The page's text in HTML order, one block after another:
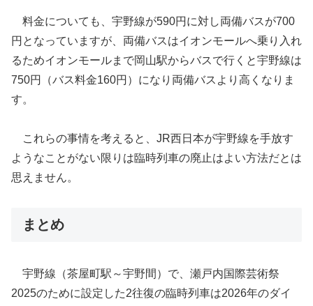
料金についても、宇野線が590円に対し両備バスが700
円となっていますが、両備バスはイオンモールへ乗り入れ
るためイオンモールまで岡山駅からバスで行くと宇野線は
750円（バス料金160円）になり両備バスより高くなりま
す。
これらの事情を考えると、JR西日本が宇野線を手放す
ようなことがない限りは臨時列車の廃止はよい方法だとは
思えません。
まとめ
宇野線（茶屋町駅～宇野間）で、瀬戸内国際芸術祭
2025のために設定した2往復の臨時列車は2026年のダイ